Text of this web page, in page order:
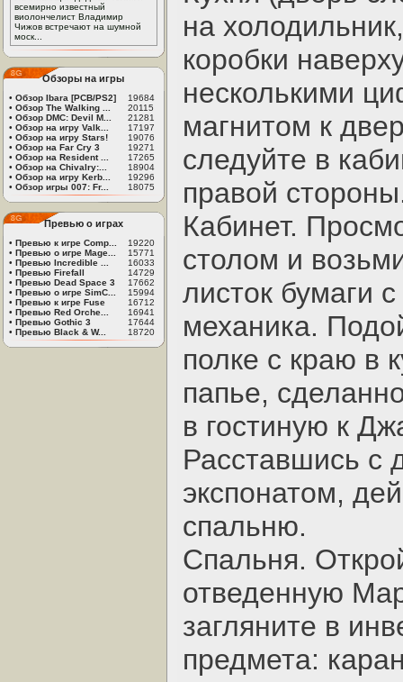
всемирно известный
виолончелист Владимир
Чижов встречают на шумной
моск...
Обзоры на игры
• Обзор Ibara [PCB/PS2]
19684
• Обзор The Walking ...
20115
• Обзор DMC: Devil M...
21281
• Обзор на игру Valk...
17197
• Обзор на игру Stars!
19076
• Обзор на Far Cry 3
19271
• Обзор на Resident ...
17265
• Обзор на Chivalry:...
18904
• Обзор на игру Kerb...
19296
• Обзор игры 007: Fr... 18075
Превью о играх
• Превью к игре Comp...
19220
• Превью о игре Mage...
15771
• Превью Incredible ...
16033
• Превью Firefall
14729
• Превью Dead Space 3
17662
• Превью о игре SimC...
15994
• Превью к игре Fuse
16712
• Превью Red Orche...
16941
• Превью Gothic 3
17644
• Превью Black & W... 18720
на
коробки
несколькими
магнитом к
следуйте в
правой
Кабинет.
столом и
листок бумаги
механика.
полке с краю в
папье,
в гостиную к
Расставшись с
экспонатом,
спальню.
Спальня.
отведенную
загляните в
предмета: